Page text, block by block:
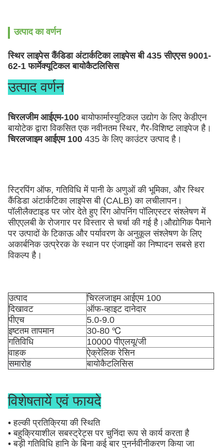
उत्पाद का वर्णन
स्थिर लाइपेस कैंडिडा अंटार्कटिका लाइपेस बी 435 सीएएस 9001-
62-1 फार्मेक्यूटिकल बायोकैटलिसिस
उत्पाद वर्णन
चिरलजीम आईएम-100 बायोफार्मास्युटिकल उद्योग के लिए केडीएन
चिरलजाइम आईएम 100 435 के लिए काउंटर उत्पाद है।
स्ट्रिपिंग ऑफ, गतिविधि में पानी के अणुओं की भूमिका, और स्थिर
कैंडिडा अंटार्कटिका लाइपेस बी (CALB) का लचीलापन।
पॉलीलैक्टाइड पर जोर देते हुए रिंग ओपनिंग पॉलिएस्टर संश्लेषण में
सीएएलबी के रोजगार पर विस्तार से चर्चा की गई है।औद्योगिक पैमाने
पर उत्पादों के टिकाऊ और पर्यावरण के अनुकूल संश्लेषण के लिए
अकार्बनिक उत्प्रेरक के स्थान पर एंजाइमों का निष्पादन सबसे हरा
विकल्प है।
उत्पाद
चिरलजाइम आईएम 100
दिखावट
ऑफ-व्हाइट दानेदार
पीएच
5.0-9.0
इष्टतम तापमान
30-80 ℃
गतिविधि
10000 पीएलयू/जी
वाहक
ऐक्रेलिक रेसिन
समारोह
बायोकैटलिसिस
विशेषतायें एवं फायदे
• हल्की प्रतिक्रिया की स्थिति
• बहुक्रियाशील सबस्ट्रेट्स पर चुनिंदा रूप से कार्य करता है
• बड़ी गतिविधि हानि के बिना कई बार पुनर्नवीनीकरण किया जा